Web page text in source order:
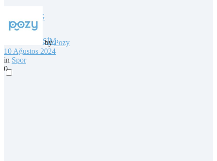
BLOG
İLETİŞİM
by Pozy
10 Ağustos 2024
in Spor
0